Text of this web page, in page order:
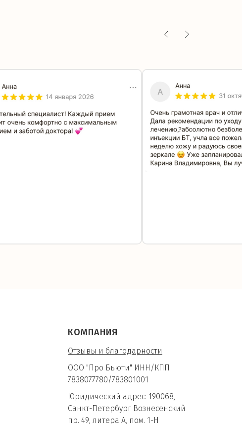
КОМПАНИЯ
Отзывы и благодарности
ООО "Про Бьюти" ИНН/КПП
7838077780/783801001
Юридический адрес: 190068,
Санкт-Петербург Вознесенский
пр. 49, литера А, пом. 1-Н